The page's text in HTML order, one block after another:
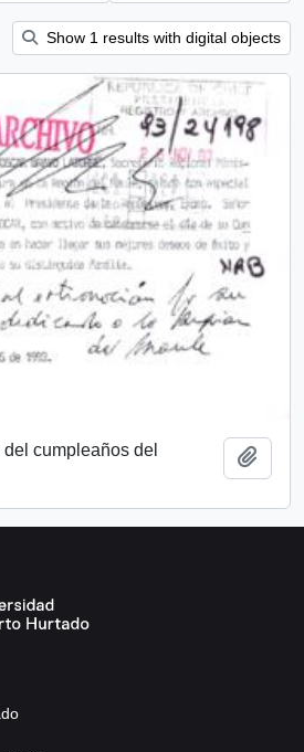
Show 1 results with digital objects
cumpleaños del